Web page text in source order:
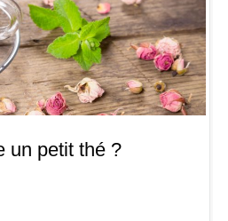
un petit thé ?